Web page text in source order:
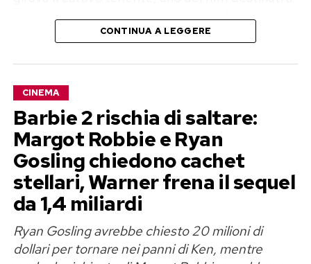
consacrarlo, era dipendente dal crack. La
carriera saliva e lui precipitava: desiderio, paura,
Alcolisti anonimi, ma la possibile via d’uscita
restava invisibile.Scene, pubblicato da Simon &
Schuster nell’ottobre 2025, ricostruisce proprio
questo intreccio tra creazione artistica e
autodistruzione.
Abel Ferrara e il crack sul set del
Cattivo tenente
CONTINUA A LEGGERE
CINEMA
Barbie 2 rischia di saltare:
Margot Robbie e Ryan
Gosling chiedono cachet
stellari, Warner frena il sequel
da 1,4 miliardi
Ryan Gosling avrebbe chiesto 20 milioni di
dollari per tornare nei panni di Ken, mentre